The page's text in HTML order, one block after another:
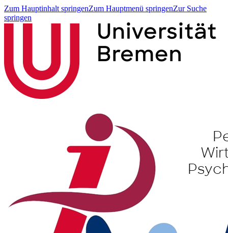
Zum Hauptinhalt springenZum Hauptmenü springenZur Suche
springen